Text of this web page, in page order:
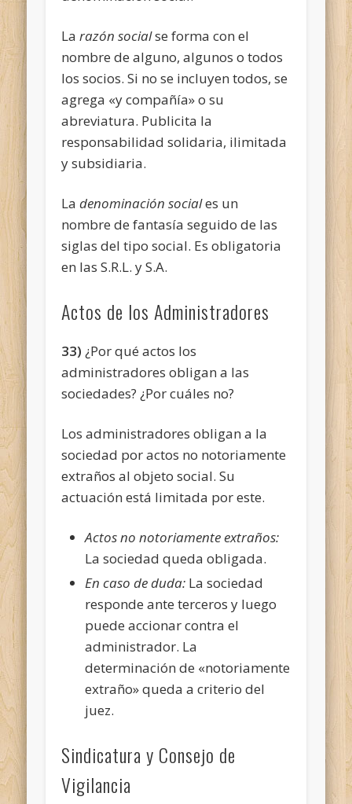
Larazón socialse forma con el
nombre de alguno, algunos o todos
los socios. Si no se incluyen todos, se
agrega «y compañía» o su
abreviatura. Publicita la
responsabilidad solidaria, ilimitada
y subsidiaria.
Ladenominación sociales un
nombre de fantasía seguido de las
siglas del tipo social. Es obligatoria
en las S.R.L. y S.A.
Actos de los Administradores
33) ¿Por qué actos los
administradores obligan a las
sociedades? ¿Por cuáles no?
Los administradores obligan a la
sociedad por actos no notoriamente
extraños al objeto social. Su
actuación está limitada por este.
Actos no notoriamente extraños:
La sociedad queda obligada.
En caso de duda: La sociedad
responde ante terceros y luego
puede accionar contra el
administrador. La
determinación de «notoriamente
extraño» queda a criterio del
juez.
Sindicatura y Consejo de
Vigilancia